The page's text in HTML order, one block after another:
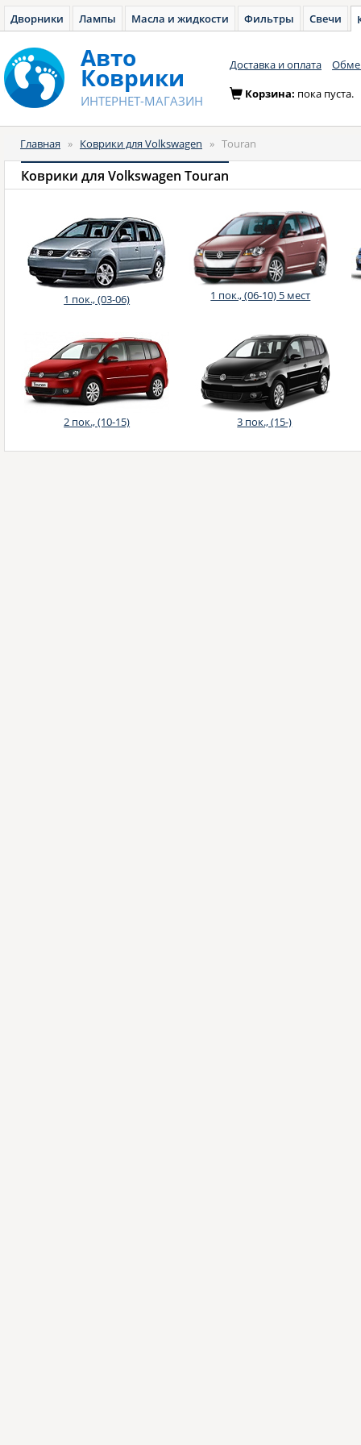
Дворники Лампы Масла и жидкости Фильтры Свечи
Авто
Коврики
ИНТЕРНЕТ-МАГАЗИН
Доставка и оплата
Корзина: пока пуста.
Главная » Коврики для Volkswagen » Touran
Коврики для Volkswagen Touran
1 пок., (03-06) 1 пок., (06-10) 5 мест
2 пок., (10-15) 3 пок., (15-)